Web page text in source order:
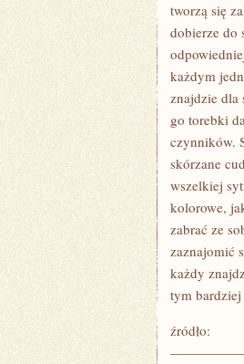
tworzą się
dobierze do
każdym
znajdzie dla
go torebki
czynników.
skórzane
wszelkiej
kolorowe,
zabrać ze
zaznajomić
każdy
tym
źródło: